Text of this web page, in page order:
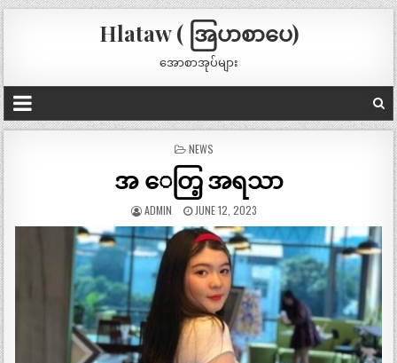
Hlataw ( အြပာစာပေ)
အောစာအုပ်များ
POSTED
IN
NEWS
အ ေတြ့ အရသာ
ADMIN JUNE 12, 2023